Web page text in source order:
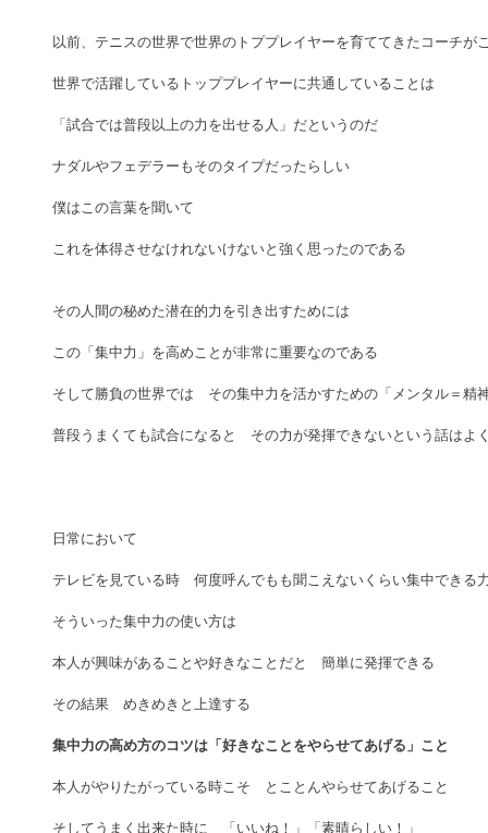
以前、テニスの世界で世界のトププレイヤーを育ててきたコーチが
世界で活躍しているトッププレイヤーに共通していることは
「試合では普段以上の力を出せる人」だというのだ
ナダルやフェデラーもそのタイプだったらしい
僕はこの言葉を聞いて
これを体得させなけれないけないと強く思ったのである
その人間の秘めた潜在的力を引き出すためには
この「集中力」を高めことが非常に重要なのである
そして勝負の世界では　その集中力を活かすための「メンタル＝精
普段うまくても試合になると　その力が発揮できないという話はよ
日常において
テレビを見ている時　何度呼んでもも聞こえないくらい集中できる
そういった集中力の使い方は
本人が興味があることや好きなことだと　簡単に発揮できる
その結果　めきめきと上達する
集中力の高め方のコツは「好きなことをやらせてあげる」こと
本人がやりたがっている時こそ　とことんやらせてあげること
そしてうまく出来た時に　「いいね！」「素晴らしい！」